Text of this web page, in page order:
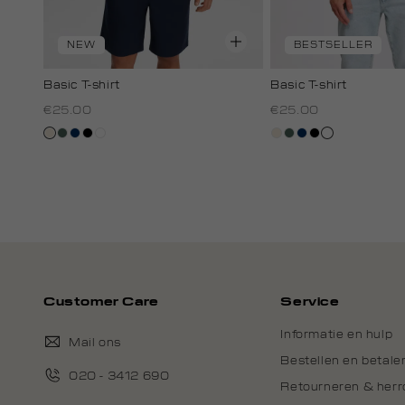
NEW
Basic T-shirt
€25.00
kit,groen,
donkerblauw
zwart
BESTSELLER
Basic T-shirt
€25.00
kit,groen,
donkerblauw
zwart
wit
Customer Care
Mail ons
020 - 3412 690
Service
Informatie en hulp
Bestellen en
Retourneren &